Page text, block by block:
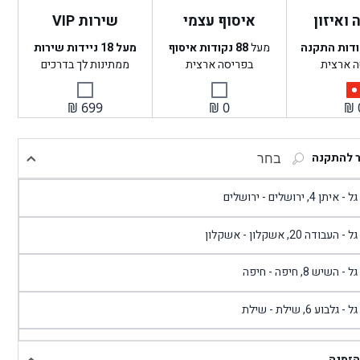
התקנה
ארצית
₪
איסוף עצמי
מעל88 נקודות איסוף
בפריסה ארצית
₪ 0
שירות VIP
מעל 18 ניידות שירות
ממתינות לך בדרכים
₪ 699
להתקנה בחר
4, ירושלים - ירושלים
העבודה 20, אשקלון - אשקלון
- השיש 8, חיפה - חיפה
- גלבוע 6, שילת - שילת
- פוריידיס, כניסה צפונית מול כביש 4 - פרדיס